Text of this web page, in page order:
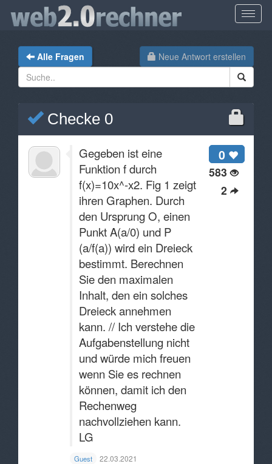
Neue Antwort erstellen
Alle Fragen
Checke 0
0
583
2
Gegeben ist eine
Funktion f durch
f(x)=10x^-x2. Fig 1 zeigt
ihren Graphen. Durch
den Ursprung O, einen
Punkt A(a/0) und P
(a/f(a)) wird ein Dreieck
bestimmt. Berechnen
Sie den maximalen
Inhalt, den ein solches
Dreieck annehmen
kann. // Ich verstehe die
Aufgabenstellung nicht
und würde mich freuen
wenn Sie es rechnen
können, damit ich den
Rechenweg
nachvollziehen kann.
LG
Guest 22.03.2021